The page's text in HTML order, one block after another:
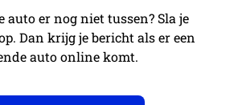
auto er nog niet tussen? Sla je
Dan krijg je bericht als er een
auto online komt.